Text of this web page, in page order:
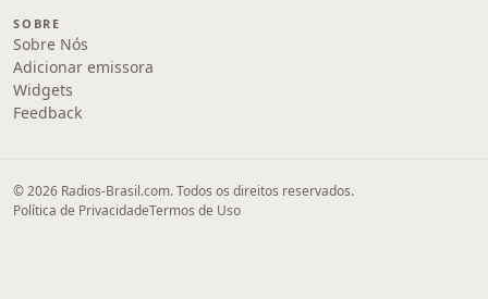
SOBRE
Sobre Nós
Adicionar emissora
Widgets
Feedback
© 2026 Radios-Brasil.com. Todos os direitos reservados.
Política de PrivacidadeTermos de Uso